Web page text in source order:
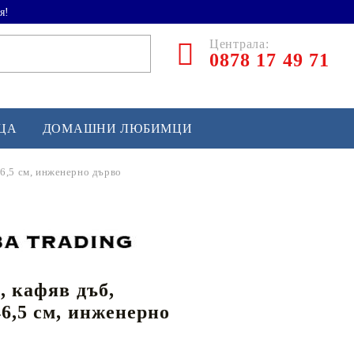
Централа:
0878 17 49 71
и софтбол
и лакрос
ДОМАШНИ ЛЮБИМЦИ
см, инженерно дърво
кафяв дъб,
см, инженерно